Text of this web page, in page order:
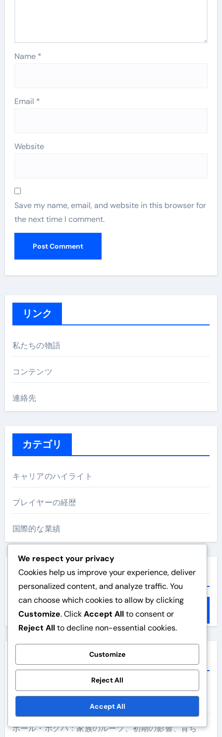
Name *
Email *
Website
Save my name, email, and website in this browser for
the next time I comment.
リンク
私たちの物語
コンテンツ
連絡先
カテゴリ
キャリアのハイライト
プレイヤーの経歴
国際的な業績
検索
h
o
:
ティエリ・アンリ：プレミアリーグの記録、ワールド
カップのゴール、クラブの栄誉
ポール・ポグバ：家族のルーツ、初期の影響、育ち
We respect your privacy
Cookies help us improve your experience, deliver
personalized content, and analyze traffic. You
can choose which cookies to allow by clicking
Customize. ClickAccept Allto consent or
Reject Allto decline non-essential cookies.
Customize
Reject All
Accept All